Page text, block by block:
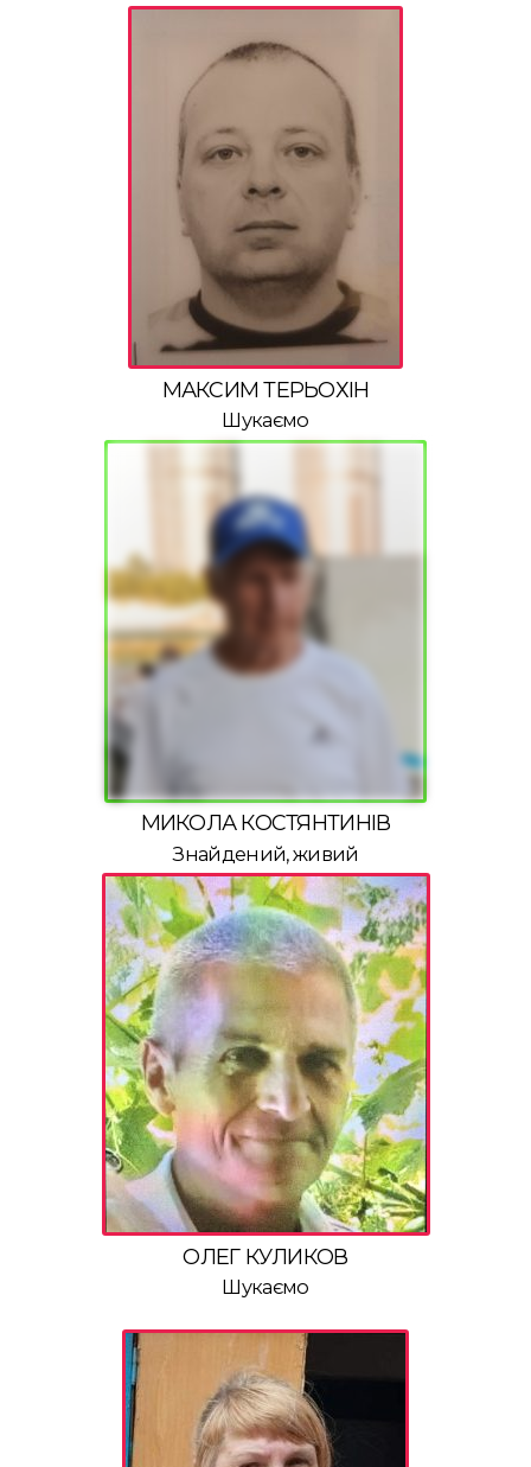
МАКСИМ ТЕРЬОХІН
Шукаємо
МИКОЛА КОСТЯНТИНІВ
Знайдений, живий
ОЛЕГ КУЛИКОВ
Шукаємо